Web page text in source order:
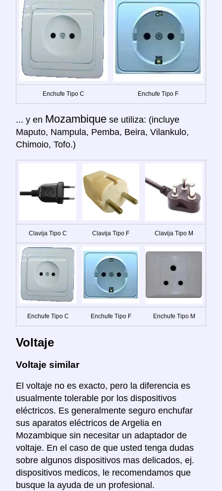
Enchufe Tipo C Enchufe Tipo F
... y en Mozambique se utiliza: (incluye
Maputo, Nampula, Pemba, Beira, Vilankulo,
Chimoio, Tofo.)
Clavija Tipo C Clavija Tipo F Clavija Tipo M
Enchufe Tipo C Enchufe Tipo F Enchufe Tipo M
Voltaje
Voltaje similar
El voltaje no es exacto, pero la diferencia es
usualmente tolerable por los dispositivos
eléctricos. Es generalmente seguro enchufar
sus aparatos eléctricos de Argelia en
Mozambique sin necesitar un adaptador de
voltaje. En el caso de que usted tenga dudas
sobre algunos dispositivos mas delicados, ej.
dispositivos medicos, le recomendamos que
busque la ayuda de un profesional.